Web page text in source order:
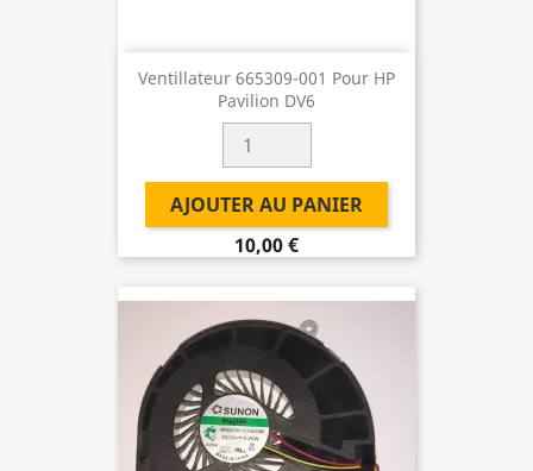
Ventillateur 665309-001 Pour HP
Pavilion DV6
AJOUTER AU PANIER
10,00 €